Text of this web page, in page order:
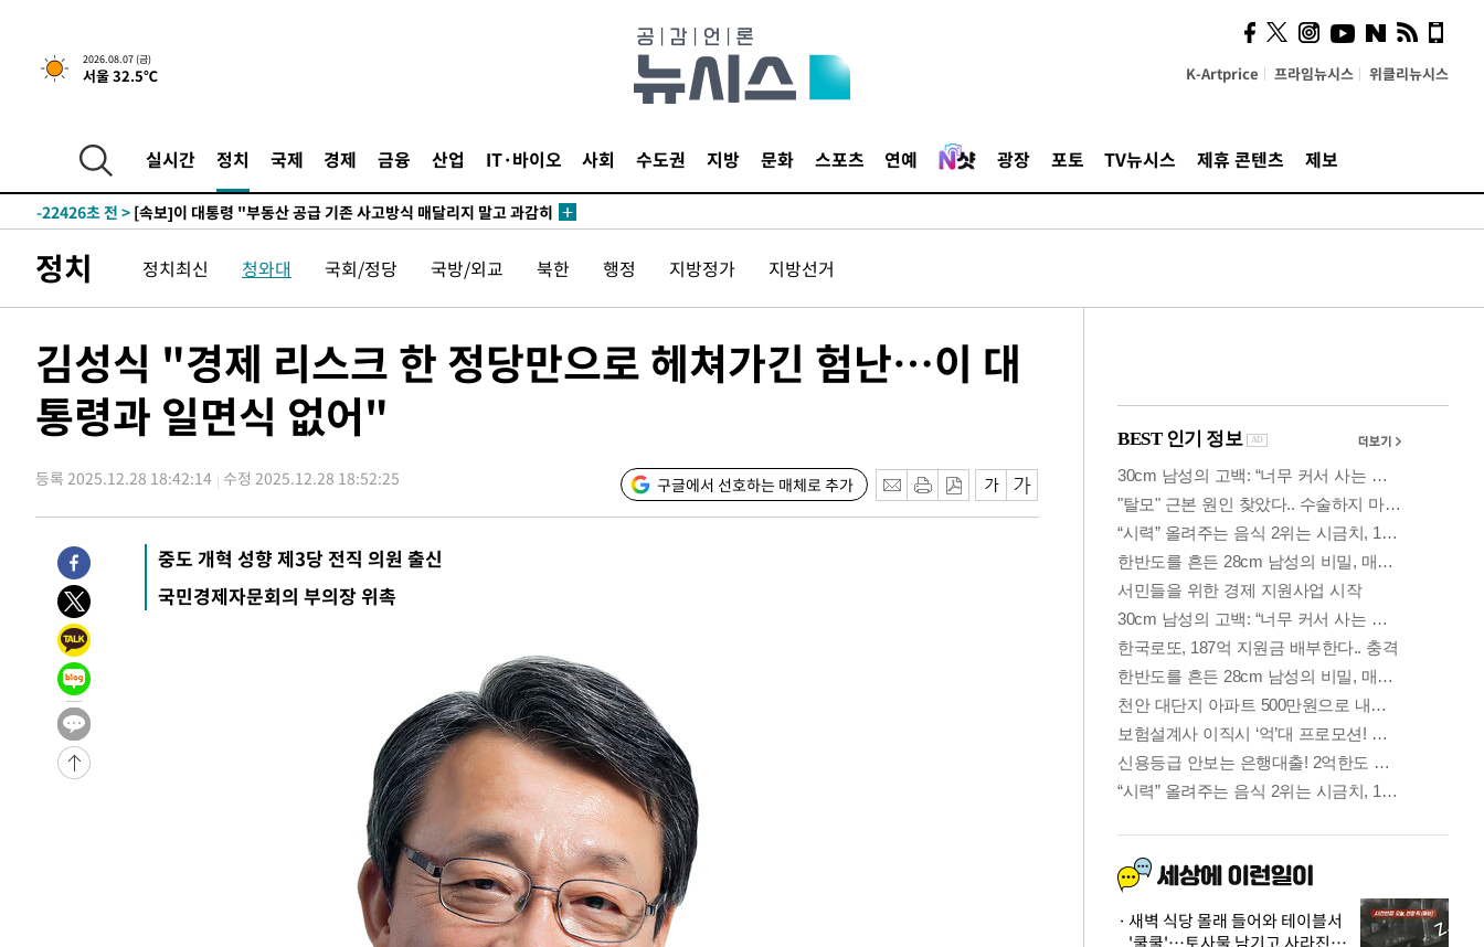
2026.08.07 (금)
서울 32.5℃ K-Artprice 프라임뉴시스 위클리뉴시스
실시간 정치 국제 경제 금융 산업 IT·바이오 사회 수도권 지방 문화 스포츠 연예 광장 포토 TV뉴시스 제휴 콘텐츠 제보
1분 전 > [속보]규제합리화위원회 부위원장에 김태유 서울대 공대 교수…이병태 후
-27115초 전 >
미 사업체 일자리, 7월에 2.3만개 순감하고 그 전 2개월 10.3만개
하향수정 (2보)
-26563초 전 >
↓
-22426초 전 > [속보]이 대통령 "부동산 공급 기존 사고방식 매달리지 말고 과감히
운드는 임시"
-13079초 전 >
"낮 기온 소폭 하락"…수도권 폭염중대경보, 폭염경보로 하향
-13043초 전 >[속보]이 대통령, '호우피해' 안동·의성 관할 4개 면 특별재난지역
갈 수도
-10977초 전 >낮 최고 37도 찜통더위…곳곳 소나기·강원 많은 비[내일날씨]
-9283초 전 >SK하이닉스, 용인·청주 팹에 54조 투자…"AI 메모리 수요 선제 대
응"
-6139초 전 >여자배구 이재영·이다영 자매, 아제르바이잔 투란VC 입단
-5126초 전 >[속보]코스닥, 2.86포인트(0.36%) 내린 798.81마감
-5079초 전 >[속보]코스피, 6200선 약보합…0.60% 내린 6258.77에 마쳐
-5059초 전 >
[속보]원·달러 환율, 7.7원 내린 1416.1원 마감
-4948초 전 >
[속보] 노원서 40.1도 관측…서울, 2018년 이후 첫 40도
-2038초 전 >
[속보]종합특검, '계엄 수용공간 확보' 신용해 前교정본부장 기소
-911초 전 >
-882초 전 >
11시간 압수수색에 성접대 파문까지…'쑥대밭' 된 축구협회
1분 전 >
[속보]규제합리화위원회 부위원장에 김태유 서울대 공대 교수…이병태 후
-29976초 전 >
이강인, 폭염 속 AT마드리드 첫 훈련…80명 식사 대접까지(종합)
-27115초 전 >
미 사업체 일자리, 7월에 2.3만개 순감하고 그 전 2개월 10.3만개
[속보] 미 사업체, 일자리 7월에 2.3만 개 줄어…실업률은 4.1%로
[속보]이 대통령 "부동산 공급 기존 사고방식 매달리지 말고 과감히
이란, "오만과 '중앙 단일 루트' 합의…북쪽 인바운드·남쪽 아웃바
"낮 기온 소폭 하락"…수도권 폭염중대경보, 폭염경보로 하향
[속보]이 대통령, '호우피해' 안동·의성 관할 4개 면 특별재난지역
정치 정치최신 청와대 국회/정당 국방/외교 북한 행정 지방정가 지방선거
김성식 "경제 리스크 한 정당만으로 헤쳐가긴 험난…이 대
통령과 일면식 없어"
등록 2025.12.28 18:42:14 수정 2025.12.28 18:52:25 구글에서 선호하는 매체로 추가
중도 개혁 성향 제3당 전직 의원 출신
국민경제자문회의 부의장 위촉
시, 스마트폰 액세서리에
NFC 더했다
새벽 식당 몰래 들어와 테이블서